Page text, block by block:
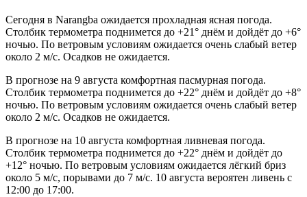
Сегодня в Narangba ожидается прохладная ясная погода.
Столбик термометра поднимется до +21° днём и дойдёт до +6°
ночью. По ветровым условиям ожидается очень слабый ветер
около 2 м/с. Осадков не ожидается.
В прогнозе на 9 августа комфортная пасмурная погода.
Столбик термометра поднимется до +22° днём и дойдёт до +8°
ночью. По ветровым условиям ожидается очень слабый ветер
около 2 м/с. Осадков не ожидается.
В прогнозе на 10 августа комфортная ливневая погода.
Столбик термометра поднимется до +22° днём и дойдёт до
+12° ночью. По ветровым условиям ожидается лёгкий бриз
около 5 м/с, порывами до 7 м/с. 10 августа вероятен ливень с
12:00 до 17:00.